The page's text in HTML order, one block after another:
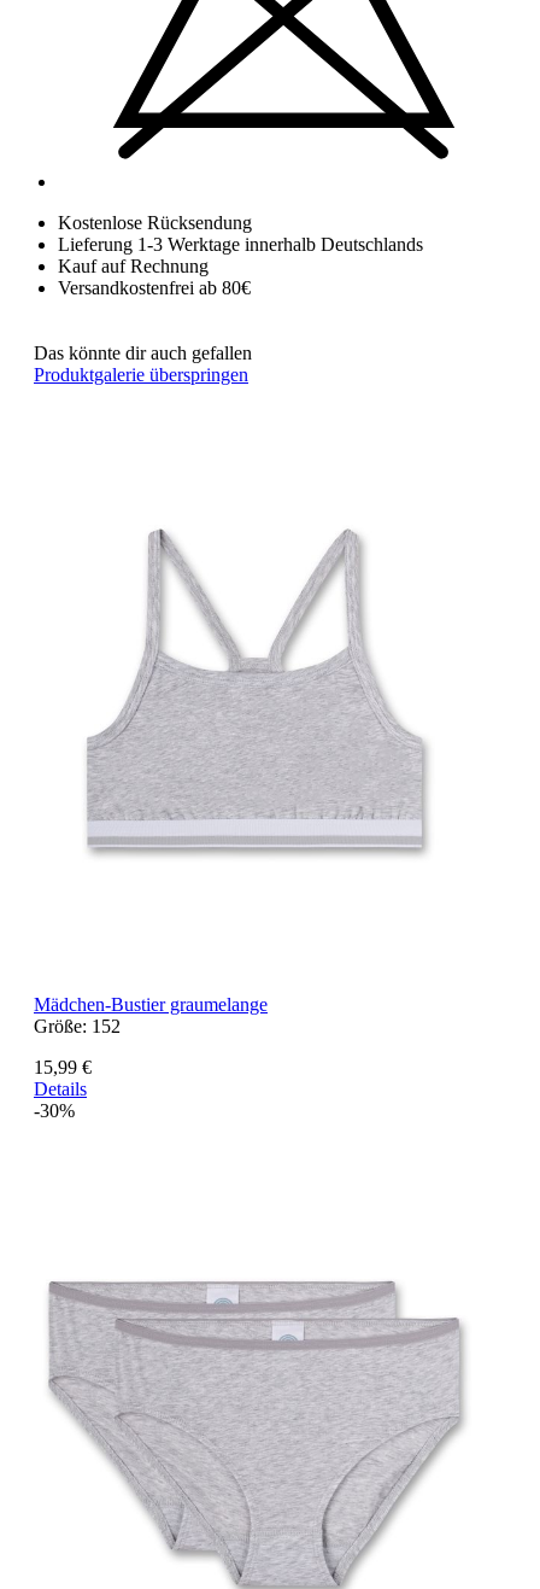
Kostenlose Rücksendung
Lieferung 1-3 Werktage innerhalb Deutschlands
Kauf auf Rechnung
Versandkostenfrei ab 80€
Das könnte dir auch gefallen
Produktgalerie überspringen
Mädchen-Bustier graumelange
Größe: 152
15,99 €
Details
-30%